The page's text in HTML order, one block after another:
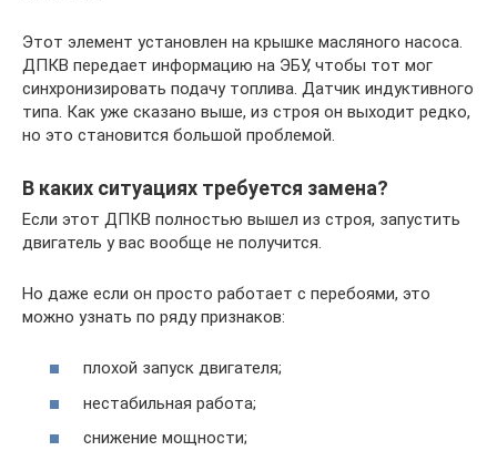
Этот элемент установлен на крышке масляного насоса.
ДПКВ передает информацию на ЭБУ, чтобы тот мог
синхронизировать подачу топлива. Датчик индуктивного
типа. Как уже сказано выше, из строя он выходит редко,
но это становится большой проблемой.
В каких ситуациях требуется замена?
Если этот ДПКВ полностью вышел из строя, запустить
двигатель у вас вообще не получится.
Но даже если он просто работает с перебоями, это
можно узнать по ряду признаков:
плохой запуск двигателя;
нестабильная работа;
снижение мощности;